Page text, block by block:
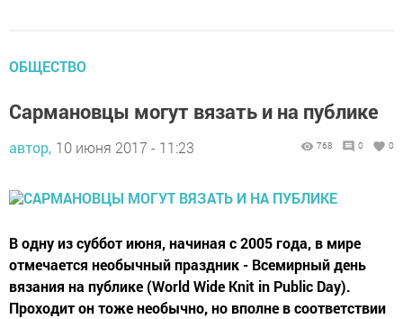
ОБЩЕСТВО
Сармановцы могут вязать и на публике
автор, 10 июня 2017 - 11:23 768 0 0
В одну из суббот июня, начиная с 2005 года, в мире
отмечается необычный праздник - Всемирный день
вязания на публике (World Wide Knit in Public Day).
Проходит он тоже необычно, но вполне в соответствии